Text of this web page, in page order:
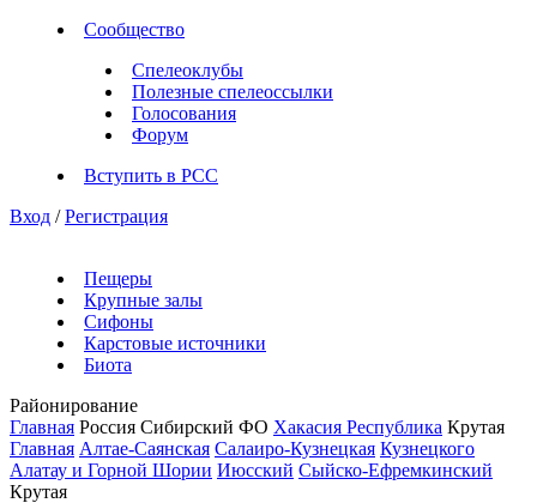
Сообщество
Спелеоклубы
Полезные спелеоссылки
Голосования
Форум
Вступить в РСС
Вход / Регистрация
Пещеры
Крупные залы
Сифоны
Карстовые источники
Биота
Районирование
Главная Россия Сибирский ФО Хакасия Республика Крутая
Главная Алтае-Саянская Салаиро-Кузнецкая Кузнецкого
Алатау и Горной Шории Июсский Сыйско-Ефремкинский
Крутая